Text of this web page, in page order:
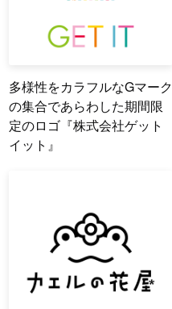
多様性をカラフルなGマーク
の集合であらわした期間限
定のロゴ『株式会社ゲット
イット』